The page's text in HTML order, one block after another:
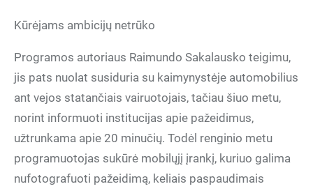
Kūrėjams ambicijų netrūko
Programos autoriaus Raimundo Sakalausko teigimu,
jis pats nuolat susiduria su kaimynystėje automobilius
ant vejos statančiais vairuotojais, tačiau šiuo metu,
norint informuoti institucijas apie pažeidimus,
užtrunkama apie 20 minučių. Todėl renginio metu
programuotojas sukūrė mobilųjį įrankį, kuriuo galima
nufotografuoti pažeidimą, keliais paspaudimais